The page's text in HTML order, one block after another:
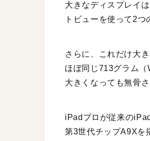
大きなディスプレイ
トビューを使って2
さらに、これだけ大
ほぼ同じ713グラム
大きくなっても無骨
iPadプロが従来の
第3世代チップA9Xを